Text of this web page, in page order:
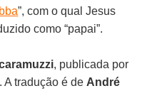
”, com o qual Jesus
como “papai”.
, publicada por
A tradução é de André